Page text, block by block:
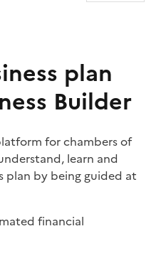
plan
Builder
for chambers of
learn and
plan by being guided at
financial